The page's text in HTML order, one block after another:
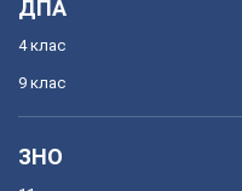
ДПА
4 клас
9 клас
ЗНО